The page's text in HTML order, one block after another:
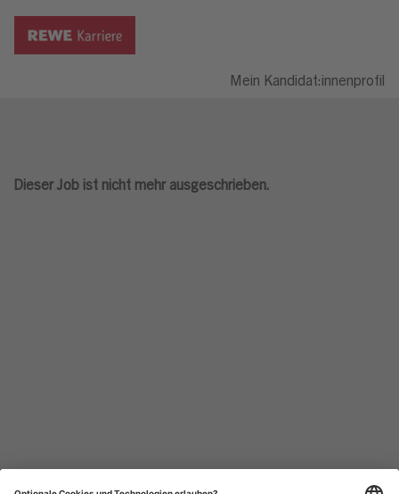
Mein Kandidat:innenprofil
Dieser Job ist nicht mehr ausgeschrieben.